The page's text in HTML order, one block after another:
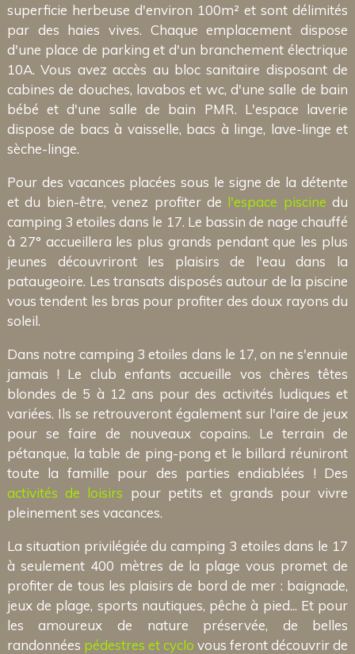
superficie herbeuse d'environ 100m² et sont délimités
par des haies vives. Chaque emplacement dispose
d'une place de parking et d'un branchement électrique
10A. Vous avez accès au bloc sanitaire disposant de
cabines de douches, lavabos et wc, d'une salle de bain
bébé et d'une salle de bain PMR. L'espace laverie
dispose de bacs à vaisselle, bacs à linge, lave-linge et
sèche-linge.
Pour des vacances placées sous le signe de la détente
et du bien-être, venez profiter de l'espace piscine du
camping 3 etoiles dans le 17. Le bassin de nage chauffé
à 27° accueillera les plus grands pendant que les plus
jeunes découvriront les plaisirs de l'eau dans la
pataugeoire. Les transats disposés autour de la piscine
vous tendent les bras pour profiter des doux rayons du
soleil.
Dans notre camping 3 etoiles dans le 17, on ne s'ennuie
jamais ! Le club enfants accueille vos chères têtes
blondes de 5 à 12 ans pour des activités ludiques et
variées. Ils se retrouveront également sur l'aire de jeux
pour se faire de nouveaux copains. Le terrain de
pétanque, la table de ping-pong et le billard réuniront
toute la famille pour des parties endiablées ! Des
activités de loisirs pour petits et grands pour vivre
pleinement ses vacances.
La situation privilégiée du camping 3 etoiles dans le 17
à seulement 400 mètres de la plage vous promet de
profiter de tous les plaisirs de bord de mer : baignade,
jeux de plage, sports nautiques, pêche à pied... Et pour
les amoureux de nature préservée, de belles
randonnées pédestres et cyclo vous feront découvrir de